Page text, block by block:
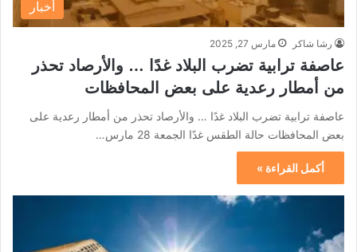
أخبار
رشا شاكر مارس 27, 2025
عاصفة ترابية تضرب البلاد غدًا … والأرصاد تحذر
من أمطار رعدية على بعض المحافظات
عاصفة ترابية تضرب البلاد غدًا … والأرصاد تحذر من أمطار رعدية على
بعض المحافظات حالة الطقس غدًا الجمعة 28 مارس…
أكمل القراءة »